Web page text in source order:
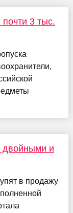
3 тыс.
двойными и
в продажу